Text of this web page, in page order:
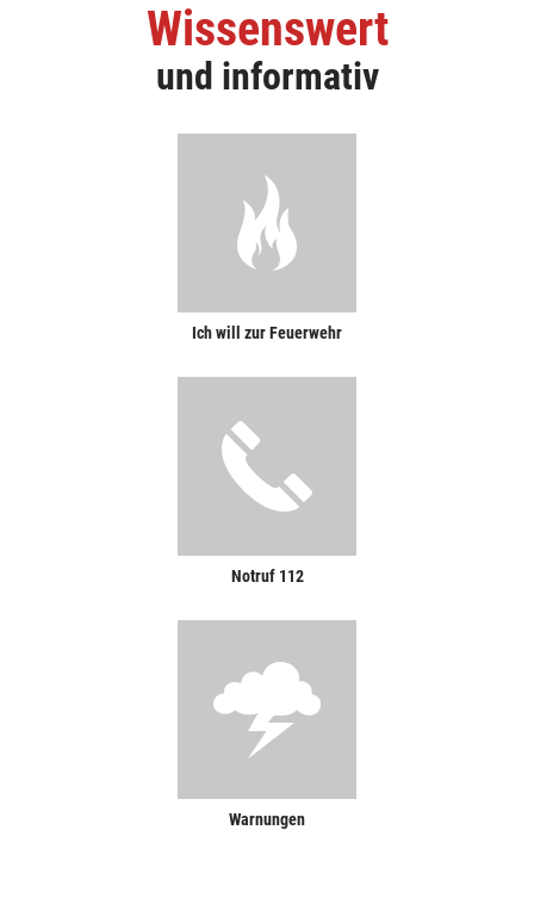
Wissenswert
und informativ
Ich will zur Feuerwehr
Notruf 112
Warnungen